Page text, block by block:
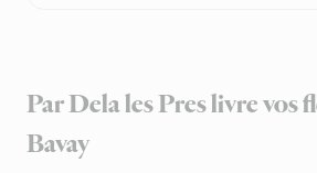
Par Dela les Pres livre vos
Bavay